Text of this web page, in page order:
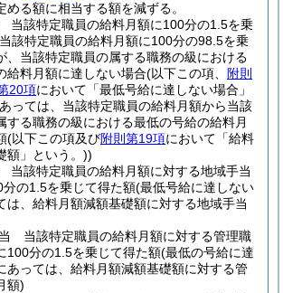
める額に相当する額を減ずる。
当該特定職員の給料月額に100分の1.5を乗
該特定職員の給料月額に100分の98.5を乗
、当該特定職員の属する職務の級における
給料月額に達しない場合(以下この項、
附則
20項において「最低号給に達しない場合」
っては、当該特定職員の給料月額から当該
する職務の級における最低の号給の給料月
(以下この項及び附則第19項において「給料
額」という。))
該特定職員の給料月額に対する地域手当
の1.5を乗じて得た額(最低号給に達しない
は、給料月額減額基礎額に対する地域手当
当該特定職員の給料月額に対する管理職
100分の1.5を乗じて得た額(最低の号給に達
あっては、給料月額減額基礎額に対する管
額)